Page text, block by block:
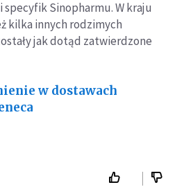
Sinopharmu. W kraju
kilka innych rodzimych
jak dotąd zatwierdzone
w dostawach